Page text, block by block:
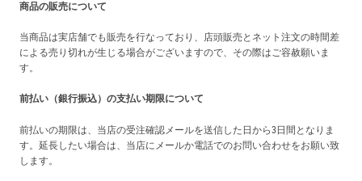
商品の販売について
当商品は実店舗でも販売を行なっており、店頭販売とネット注文の時間差
による売り切れが生じる場合がございますので、その際はご容赦願いま
す。
前払い（銀行振込）の支払い期限について
前払いの期限は、当店の受注確認メールを送信した日から3日間となりま
す。延長したい場合は、当店にメールか電話でのお問い合わせをお願い致
します。